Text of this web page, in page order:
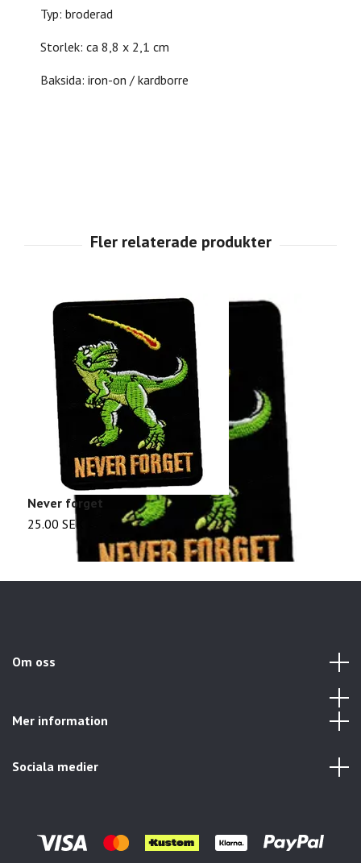
Typ: broderad
Storlek: ca 8,8 x 2,1 cm
Baksida: iron-on / kardborre
Never forget
25.00 SEK
Om oss
Mer information
Sociala medier